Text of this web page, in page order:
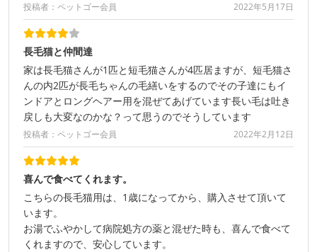
投稿者：ペットゴー会員 2022年5月17日
長毛猫と仲間達
家は長毛猫さんが1匹と短毛猫さんが4匹居ますが、短毛猫さ
んの内2匹が長毛ちゃんの毛繕いをするのでその子達にもイ
ンドアとロングヘアー用を混ぜてあげています長い毛は吐き
戻しも大変なのかな？って思うのでそうしています
投稿者：ペットゴー会員 2022年2月12日
喜んで食べてくれます。
こちらの長毛猫用は、1歳になってから、購入させて頂いて
います。
お湯でふやかして病院処方の薬と混ぜた時も、喜んで食べて
くれますので、安心しています。